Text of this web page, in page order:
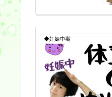
◆妊娠中期